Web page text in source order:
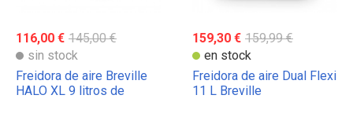
116,00 € 145,00 €
sin stock
Freidora de aire Breville
HALO XL 9 litros de
159,30 € 159,99 €
en stock
Freidora de aire Dual Flexi
11 L Breville